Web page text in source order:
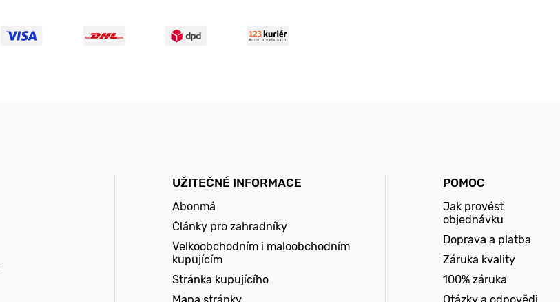
UŽITEČNÉ INFORMACE
Abonmá
Články pro zahradníky
Velkoobchodním i maloobchodním
kupujícím
Stránka kupujícího
POMOC
Jak provést
objednávku
Doprava a platba
Záruka kvality
100% záruka